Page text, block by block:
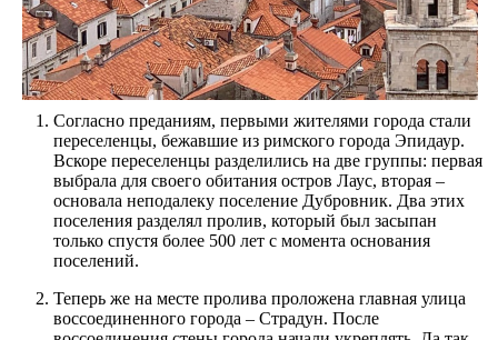
Согласно преданиям, первыми жителями города стали
переселенцы, бежавшие из римского города Эпидаур.
Вскоре переселенцы разделились на две группы: первая
выбрала для своего обитания остров Лаус, вторая –
основала неподалеку поселение Дубровник. Два этих
поселения разделял пролив, который был засыпан
только спустя более 500 лет с момента основания
поселений.
Теперь же на месте пролива проложена главная улица
воссоединенного города – Страдун. После